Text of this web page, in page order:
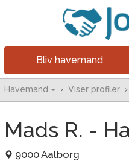
Bliv havemand
Havemand › Viser profiler ›
Mads R. -
9000 Aalborg